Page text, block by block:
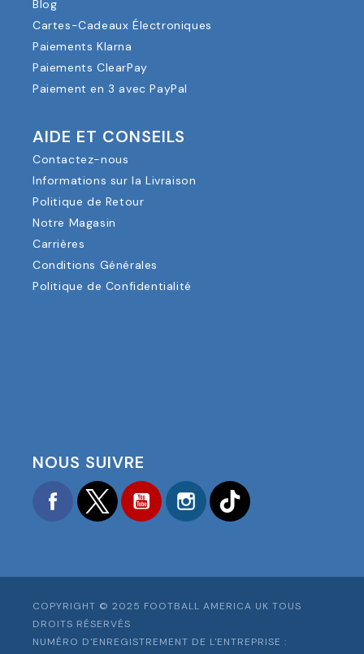
Blog
Cartes-Cadeaux Électroniques
Paiements Klarna
Paiements ClearPay
Paiement en 3 avec PayPal
AIDE ET CONSEILS
Contactez-nous
Informations sur la Livraison
Politique de Retour
Notre Magasin
Carrières
Conditions Générales
Politique de Confidentialité
NOUS SUIVRE
FacebookTwitter YouTubeInstagram
COPYRIGHT © 2025 FOOTBALL AMERICA UK TOUS
DROITS RÉSERVÉS
NUMÉRO D'ENREGISTREMENT DE L'ENTREPRISE :